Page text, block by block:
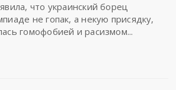
что украинский борец
не гопак, а некую присядку,
гомофобией и расизмом...